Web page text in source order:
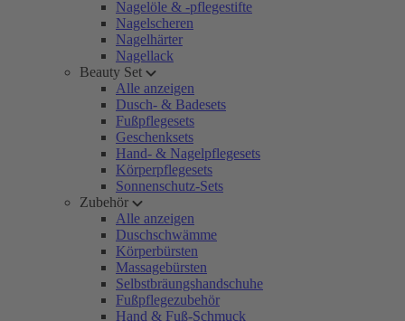
Nagelöle & -pflegestifte
Nagelscheren
Nagelhärter
Nagellack
Beauty Set
Alle anzeigen
Dusch- & Badesets
Fußpflegesets
Geschenksets
Hand- & Nagelpflegesets
Körperpflegesets
Sonnenschutz-Sets
Zubehör
Alle anzeigen
Duschschwämme
Körperbürsten
Massagebürsten
Selbstbräungshandschuhe
Fußpflegezubehör
Hand & Fuß-Schmuck